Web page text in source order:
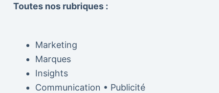
Toutes nos rubriques :
Marketing
Marques
Insights
Communication • Publicité